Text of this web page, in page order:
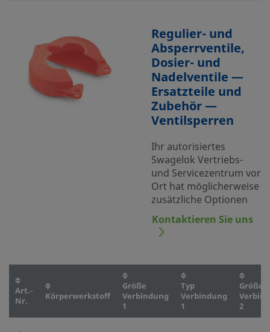
Regulier- und
Absperrventile,
Dosier- und
Nadelventile —
Ersatzteile und
Zubehör —
Ventilsperren
Ihr autorisiertes
Swagelok Vertriebs-
und Servicezentrum vor
Ort hat möglicherweise
zusätzliche Optionen
Kontaktieren Sie uns
Art.-
Nr.
Körperwerkstoff
Größe
Verbindung
1
Typ
Verbindung
1
Größe
2